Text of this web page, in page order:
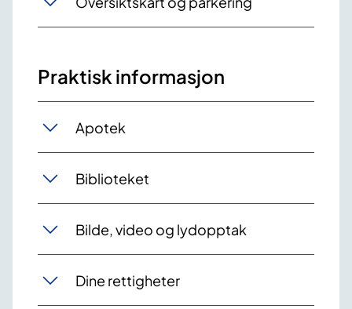
Praktisk informasjon
Apotek
Biblioteket
Bilde, video og lydopptak
Dine rettigheter